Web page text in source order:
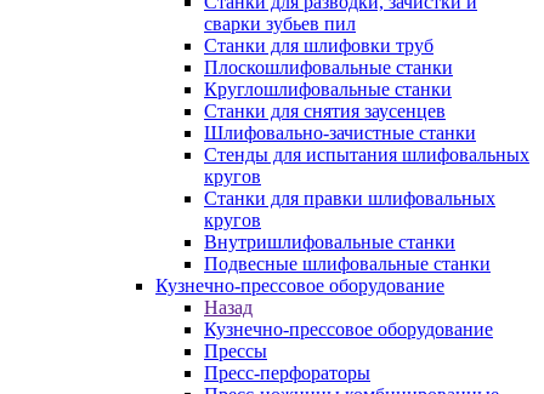
сварки зубьев пил
Станки для шлифовки труб
Плоскошлифовальные станки
Круглошлифовальные станки
Станки для снятия заусенцев
Шлифовально-зачистные станки
Стенды для испытания шлифовальных
кругов
Станки для правки шлифовальных
кругов
Внутришлифовальные станки
Подвесные шлифовальные станки
Кузнечно-прессовое оборудование
Назад
Кузнечно-прессовое оборудование
Прессы
Пресс-перфораторы